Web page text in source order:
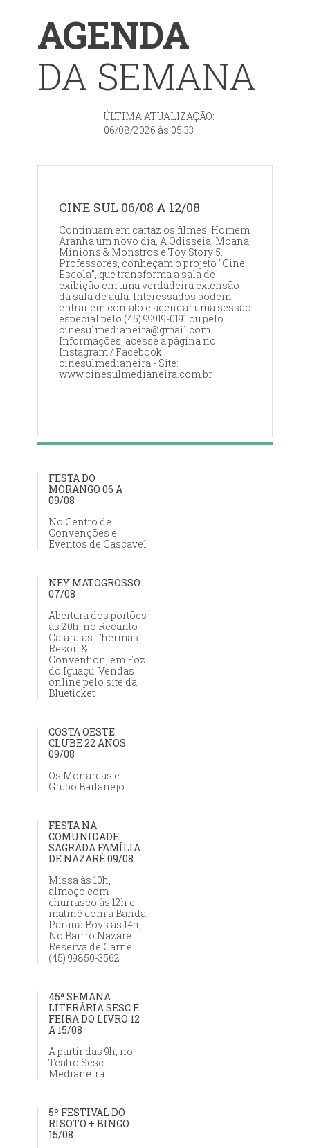
AGENDA
DA SEMANA
ÚLTIMA ATUALIZAÇÃO:
06/08/2026 às 05:33
CINE SUL 06/08 A 12/08
Continuam em cartaz os filmes: Homem
Aranha um novo dia, A Odisseia, Moana,
Minions & Monstros e Toy Story 5.
Professores, conheçam o projeto “Cine
Escola”, que transforma a sala de
exibição em uma verdadeira extensão
da sala de aula. Interessados podem
entrar em contato e agendar uma sessão
especial pelo (45) 99919-0191 ou pelo
cinesulmedianeira@gmail.com.
Informações, acesse a página no
Instagram / Facebook
cinesulmedianeira - Site:
www.cinesulmedianeira.com.br
FESTA DO
MORANGO 06 A
09/08
No Centro de
Convenções e
Eventos de Cascavel
NEY MATOGROSSO
07/08
Abertura dos portões
às 20h, no Recanto
Cataratas Thermas
Resort &
Convention, em Foz
do Iguaçu. Vendas
online pelo site da
Blueticket
COSTA OESTE
CLUBE 22 ANOS
09/08
Os Monarcas e
Grupo Bailanejo
FESTA NA
COMUNIDADE
SAGRADA FAMÍLIA
DE NAZARÉ 09/08
Missa às 10h,
almoço com
churrasco às 12h e
matinê com a Banda
Paraná Boys às 14h,
No Bairro Nazaré.
Reserva de Carne
(45) 99850-3562
45ª SEMANA
LITERÁRIA SESC E
FEIRA DO LIVRO 12
A 15/08
A partir das 9h, no
Teatro Sesc
Medianeira
5º FESTIVAL DO
RISOTO + BINGO
15/08